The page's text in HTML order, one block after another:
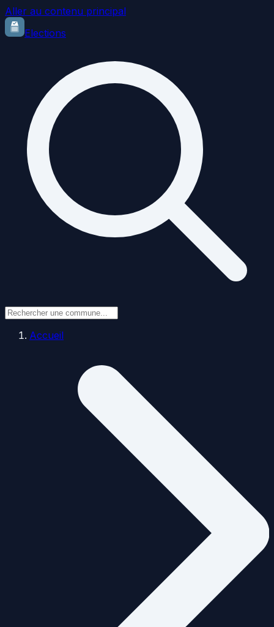
Aller au contenu principal
Elections
Accueil